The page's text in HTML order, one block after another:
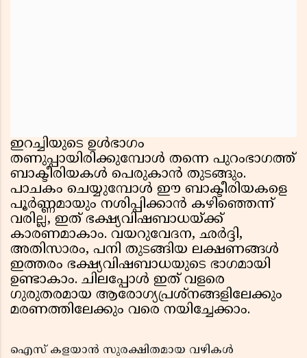
ഇറച്ചിയുടെ ഉൾഭാഗം
തണുപ്പായിരിക്കുമ്പോൾ തന്നെ പുറംഭാഗത്ത്
ബാക്ടീരിയകൾ പെരുകാൻ തുടങ്ങും.
പാചകം ചെയ്യുമ്പോൾ ഈ ബാക്ടീരിയകളെ
പൂർണ്ണമായും നശിപ്പിക്കാൻ കഴിഞ്ഞെന്ന്
വരില്ല, ഇത് ഭക്ഷ്യവിഷബാധയ്ക്ക്
കാരണമാകാം. വയറുവേദന, ഛർദ്ദി,
അതിസാരം, പനി തുടങ്ങിയ ലക്ഷണങ്ങൾ
ഇത്തരം ഭക്ഷ്യവിഷബാധയുടെ ഭാഗമായി
ഉണ്ടാകാം. ചിലപ്പോൾ ഇത് വളരെ
ഗുരുതരമായ ആരോഗ്യപ്രശ്നങ്ങളിലേക്കും
മരണത്തിലേക്കും വരെ നയിച്ചേക്കാം.
ഐസ് കളയാൻ സുരക്ഷിതമായ വഴികൾ